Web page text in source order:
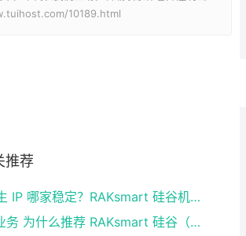
10189.html
推荐
硅谷 VPS 原生 IP 哪家稳定？RAKsmart 硅谷机房深度评测
TikTok 北美业务 为什么推荐 RAKsmart 硅谷（圣何塞）原生 IP 服务器